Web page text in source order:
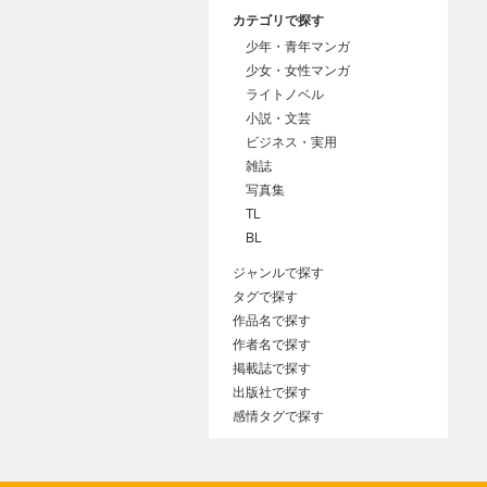
カテゴリで探す
少年・青年マンガ
少女・女性マンガ
ライトノベル
小説・文芸
ビジネス・実用
雑誌
写真集
TL
BL
ジャンルで探す
タグで探す
作品名で探す
作者名で探す
掲載誌で探す
出版社で探す
感情タグで探す